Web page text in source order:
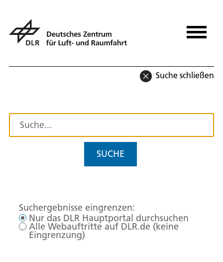
Suche schließen
SUCHE
Suchergebnisse eingrenzen:
Nur das DLR Hauptportal durchsuchen
Alle Webauftritte auf DLR.de (keine
Eingrenzung)